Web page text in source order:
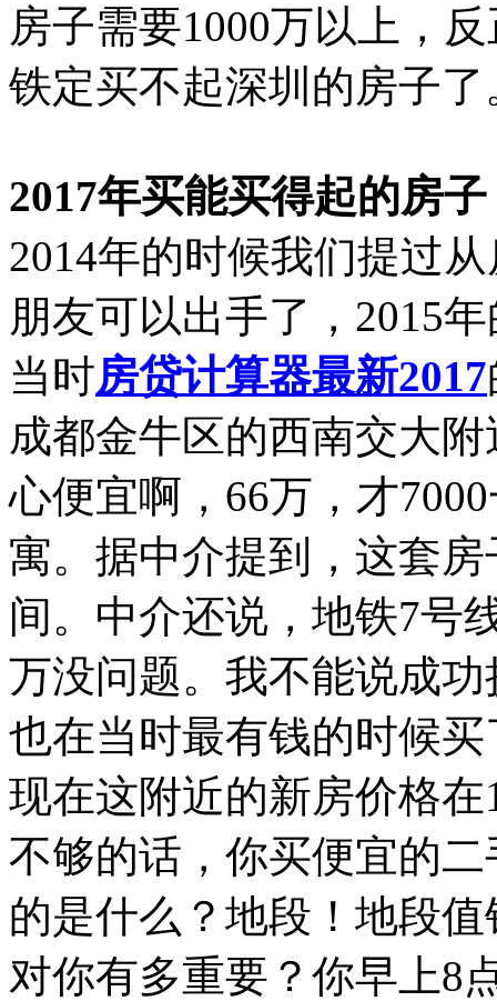
房子需要1000万以上，
铁定买不起深圳的房子了
2017年买能买得起的房
2014年的时候我们提过
朋友可以出手了，2015
当时房贷计算器最新2017
成都金牛区的西南交大
心便宜啊，66万，才
寓。据中介提到，这套
间。中介还说，地铁7号
万没问题。我不能说成
也在当时最有钱的时候
现在这附近的新房价格
不够的话，你买便宜的
的是什么？地段！地段
对你有多重要？你早上8